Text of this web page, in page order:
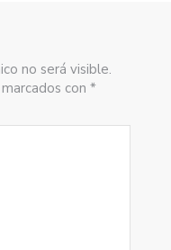
no será visible.
con *